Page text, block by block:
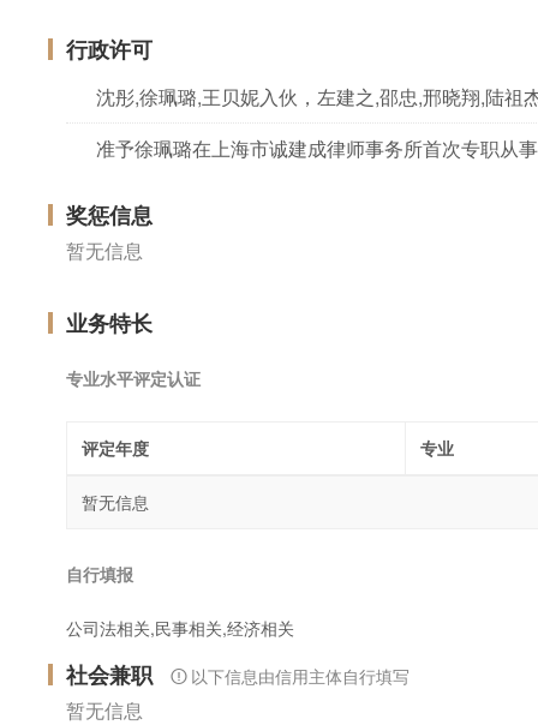
行政许可
准予徐珮璐在上海市诚建成律师事务所首次专职从
奖惩信息
暂无信息
业务特长
专业水平评定认证
评定年度 专业
暂无信息
自行填报
公司法相关,民事相关,经济相关
社会兼职 以下信息由信用主体自行填写
暂无信息